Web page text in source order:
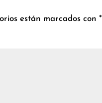
están marcados con*